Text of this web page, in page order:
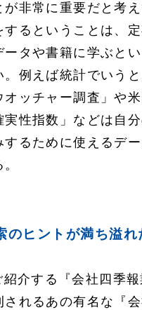
が非常に重要だと考
するということは、
ータや書籍に学ぶと
。例えば統計でいう
オッチャー調査」や
実性指数」などは自
するために使えるデ
のヒントが満ち溢れ
紹介する『会社四季
されるあの有名な『